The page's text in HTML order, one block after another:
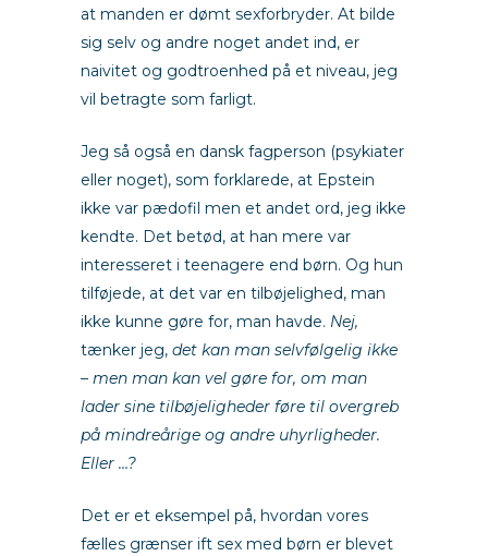
at manden er dømt sexforbryder. At bilde
sig selv og andre noget andet ind, er
naivitet og godtroenhed på et niveau, jeg
vil betragte som farligt.
Jeg så også en dansk fagperson (psykiater
eller noget), som forklarede, at Epstein
ikke var pædofil men et andet ord, jeg ikke
kendte. Det betød, at han mere var
interesseret i teenagere end børn. Og hun
tilføjede, at det var en tilbøjelighed, man
ikke kunne gøre for, man havde. Nej,
tænker jeg, det kan man selvfølgelig ikke
– men man kan vel gøre for, om man
lader sine tilbøjeligheder føre til overgreb
på mindreårige og andre uhyrligheder.
Eller …?
Det er et eksempel på, hvordan vores
fælles grænser ift sex med børn er blevet